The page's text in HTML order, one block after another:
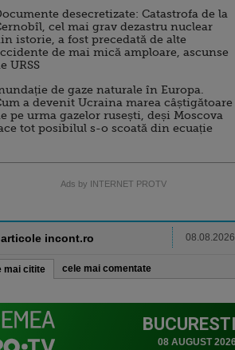
desecretizate: Catastrofa de la
cel mai grav dezastru nuclear
istorie, a fost precedată de alte
de mai mică amploare, ascunse
URSS
de gaze naturale în Europa.
a devenit Ucraina marea câștigătoare
pe urma gazelor rusești, deși Moscova
tot posibilul s-o scoată din ecuație
Ads by INTERNET PROTV
incont.ro 08.08.2026
mai citite cele mai comentate